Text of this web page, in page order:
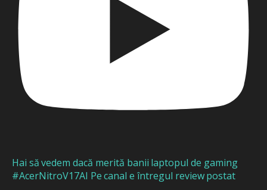
Hai să vedem dacă merită banii laptopul de gaming
#AcerNitroV17AI Pe canal e întregul review postat